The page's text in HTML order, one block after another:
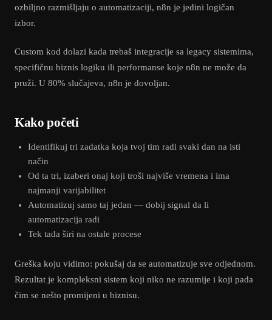
ozbiljno razmišljaju o automatizaciji, n8n je jedini logičan
izbor.
Custom kod dolazi kada trebaš integracije sa legacy sistemima,
specifičnu biznis logiku ili performanse koje n8n ne može da
pruži. U 80% slučajeva, n8n je dovoljan.
Kako početi
Identifikuj tri zadatka koja tvoj tim radi svaki dan na isti
način
Od ta tri, izaberi onaj koji troši najviše vremena i ima
najmanji varijabilitet
Automatizuj samo taj jedan — dobij signal da li
automatizacija radi
Tek tada širi na ostale procese
Greška koju vidimo: pokušaj da se automatizuje sve odjednom.
Rezultat je kompleksni sistem koji niko ne razumije i koji pada
čim se nešto promijeni u biznisu.